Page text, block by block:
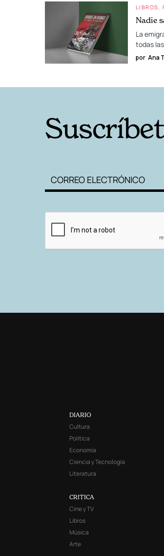
LIBROS
Nadie
La
todas
por Ana
DIARIO
Cultura
Política
Economía
Ciencia y Tecnología
Literatura
CRITICA
Cine y TV
Libros
Música
Arte